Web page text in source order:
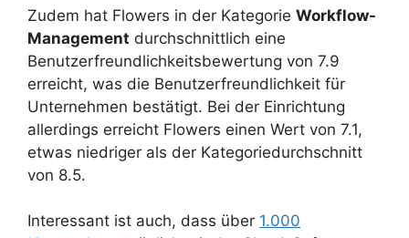
Zudem hat Flowers in der Kategorie Workflow-
Management durchschnittlich eine
Benutzerfreundlichkeitsbewertung von 7.9
erreicht, was die Benutzerfreundlichkeit für
Unternehmen bestätigt. Bei der Einrichtung
allerdings erreicht Flowers einen Wert von 7.1,
etwas niedriger als der Kategoriedurchschnitt
von 8.5.
Interessant ist auch, dass über 1.000